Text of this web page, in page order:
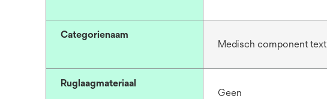
Categorienaam
Medisch component
Ruglaagmateriaal
Geen